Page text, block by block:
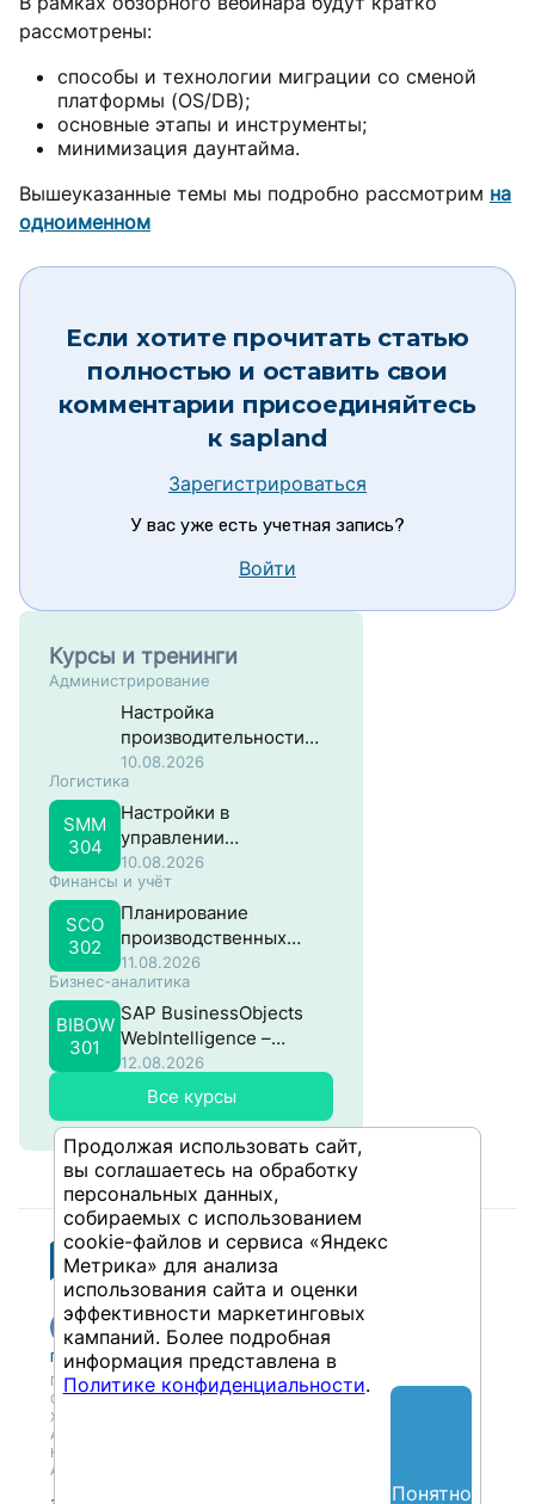
рассмотрены:
способы и технологии миграции со сменой
платформы (OS/DB);
основные этапы и инструменты;
минимизация даунтайма.
Вышеуказанные темы мы подробно рассмотрим на
одноименном
Если хотите прочитать статью
полностью и оставить свои
комментарии присоединяйтесь
к sapland
Зарегистрироваться
У вас уже есть учетная запись?
Войти
Курсы и тренинги
Администрирование
Настройка
производительности
систем на основе SAP
NW ABAP
10.08.2026
Логистика
SMM
304
Настройки в
управлении
материальными
потоками в SAP
10.08.2026
Финансы и учёт
SCO
302
Планирование
производственных
затрат в SAP
11.08.2026
Бизнес-аналитика
BIBOW
301
SAP BusinessObjects
WebIntelligence –
Продвинутый
12.08.2026
Все курсы
Публикации
Публикации
Обсуждения
Журнал
Антологии
Колонки
Авторы
Учебный центр
Учебный центр
Выбрать обучение
Продолжая использовать сайт,
вы соглашаетесь на обработку
персональных данных,
собираемых с использованием
cookie-файлов и сервиса «Яндекс
Метрика» для анализа
использования сайта и оценки
эффективности маркетинговых
кампаний. Более подробная
информация представлена в
Политике конфиденциальности.
Понятно